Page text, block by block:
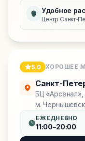
Удобное
Центр
5.0 ХОРОШЕЕ
Санкт-
БЦ
м.
ЕЖЕДНЕВНО
11:00–20:00